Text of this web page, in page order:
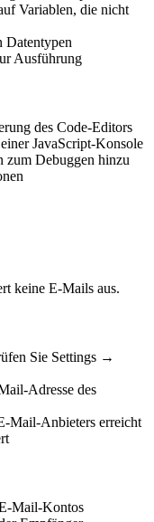
Variablen, die nicht
Datentypen
Ausführung
des Code-Editors
JavaScript-Konsole
zum Debuggen hinzu
keine E-Mails aus.
Sie Settings →
Adresse des
Mail-Anbieters erreicht
Mail-Kontos